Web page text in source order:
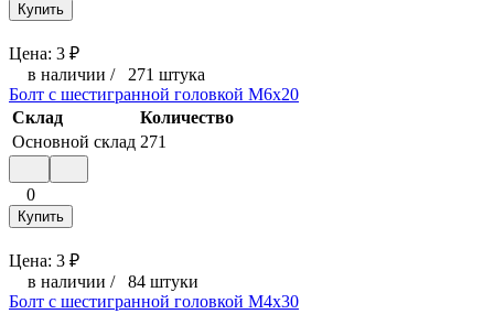
Купить
Цена: 3 ₽
в наличии / 271 штука
Болт с шестигранной головкой М6x20
Склад
Количество
Основной склад 271
0
Купить
Цена: 3 ₽
в наличии / 84 штуки
Болт с шестигранной головкой М4x30